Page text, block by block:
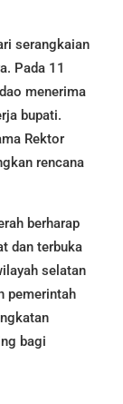
serangkaian
Pada 11
menerima
bupati.
Rektor
rencana
berharap
dan terbuka
selatan
pemerintah
bagi